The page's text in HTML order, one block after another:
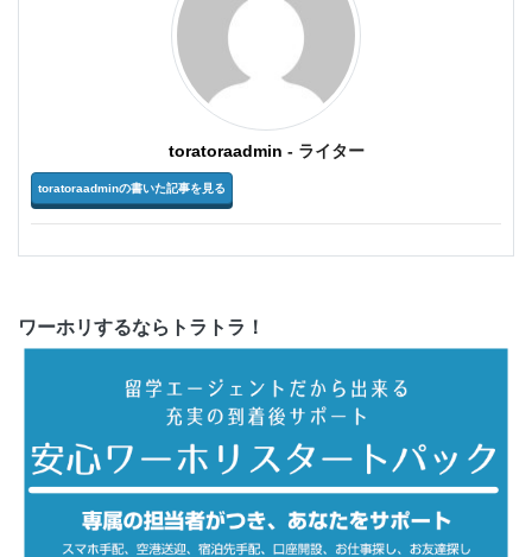
toratoraadmin - ライター
toratoraadminの書いた記事を見る
ワーホリするならトラトラ！